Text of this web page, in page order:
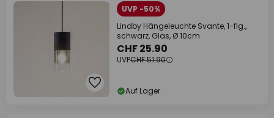
UVP -50%
Lindby Hängeleuchte Svante, 1-flg.,
schwarz, Glas, Ø 10cm
CHF 25.90
UVPCHF 51.90
Auf Lager